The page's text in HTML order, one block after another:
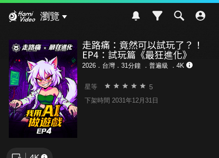
瀏覽
走路痛：竟然可以試玩了？！
EP4：試玩篇《最狂進化》
2026．台灣．31分鐘 ． 普遍級 ．4K
星等 5
下架時間 2031年12月31日